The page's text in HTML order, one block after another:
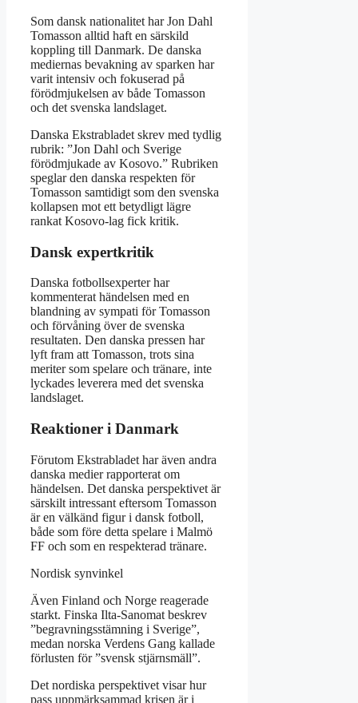
Som dansk nationalitet har Jon Dahl
Tomasson alltid haft en särskild
koppling till Danmark. De danska
mediernas bevakning av sparken har
varit intensiv och fokuserad på
förödmjukelsen av både Tomasson
och det svenska landslaget.
Danska Ekstrabladet skrev med tydlig
rubrik: ”Jon Dahl och Sverige
förödmjukade av Kosovo.” Rubriken
speglar den danska respekten för
Tomasson samtidigt som den svenska
kollapsen mot ett betydligt lägre
rankat Kosovo-lag fick kritik.
Dansk expertkritik
Danska fotbollsexperter har
kommenterat händelsen med en
blandning av sympati för Tomasson
och förvåning över de svenska
resultaten. Den danska pressen har
lyft fram att Tomasson, trots sina
meriter som spelare och tränare, inte
lyckades leverera med det svenska
landslaget.
Reaktioner i Danmark
Förutom Ekstrabladet har även andra
danska medier rapporterat om
händelsen. Det danska perspektivet är
särskilt intressant eftersom Tomasson
är en välkänd figur i dansk fotboll,
både som före detta spelare i Malmö
FF och som en respekterad tränare.
Nordisk synvinkel
Även Finland och Norge reagerade
starkt. Finska Ilta-Sanomat beskrev
”begravningsstämning i Sverige”,
medan norska Verdens Gang kallade
förlusten för ”svensk stjärnsmäll”.
Det nordiska perspektivet visar hur
pass uppmärksammad krisen är i